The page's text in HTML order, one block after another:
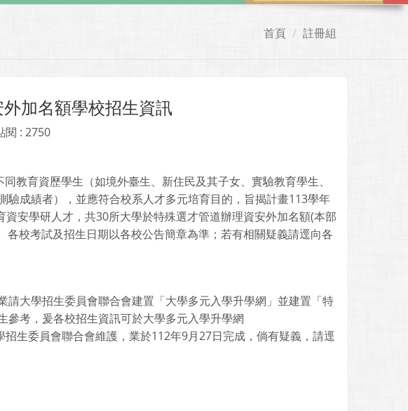
首頁 註冊組
加名額學校招生資訊
閱 : 2750
教育資歷學生（如境外臺生、新住民及其子女、實驗教育學生、
成績者），並應符合校系人才多元培育目的，旨揭計畫113學年
安學研人才，共30所大學於特殊選才管道辦理資安外加名額(本部
校考試及招生日期以各校公告簡章為準；若有相關疑義請逕向各
大學招生委員會聯合會建置「大學多元入學升學網」並建置「特
考，爰各校招生資訊可於大學多元入學升學網
生委員會聯合會維護，業於112年9月27日完成，倘有疑義，請逕